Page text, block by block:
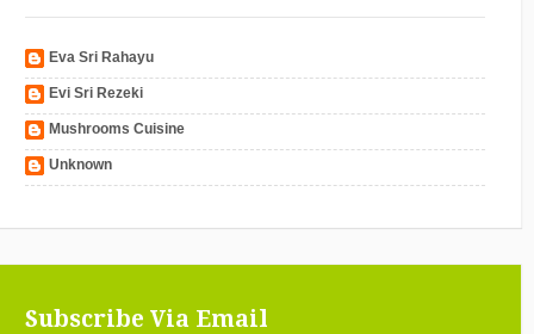
Eva Sri Rahayu
Evi Sri Rezeki
Mushrooms Cuisine
Unknown
Subscribe Via Email